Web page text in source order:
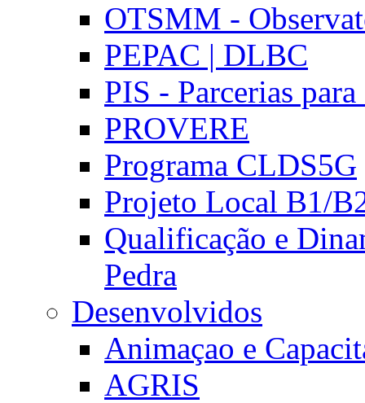
OTSMM -
PEPAC | DLBC
PIS - Parcerias
PROVERE
Programa CLDS5G
Projeto Local B1/
Qualificação e
Pedra
Desenvolvidos
Animaçao e
AGRIS